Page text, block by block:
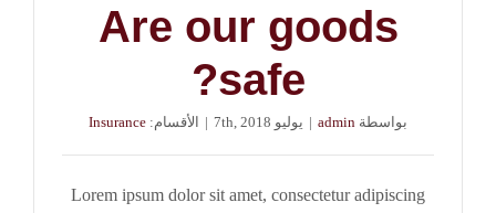
Are our goods
safe?
بواسطة admin
| يوليو 7th, 2018 | الأقسام: Insurance
Lorem ipsum dolor sit amet, consectetur adipiscing